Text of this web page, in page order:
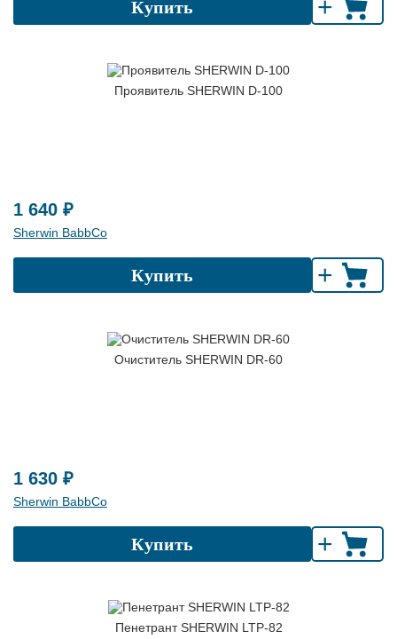
Купить +
Проявитель SHERWIN D-100
1 640 ₽
Sherwin BabbCo
Купить +
Очиститель SHERWIN DR-60
1 630 ₽
Sherwin BabbCo
Купить +
Пенетрант SHERWIN LTP-82